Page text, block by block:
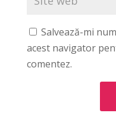
Salvează-mi
acest navigator
comentez.